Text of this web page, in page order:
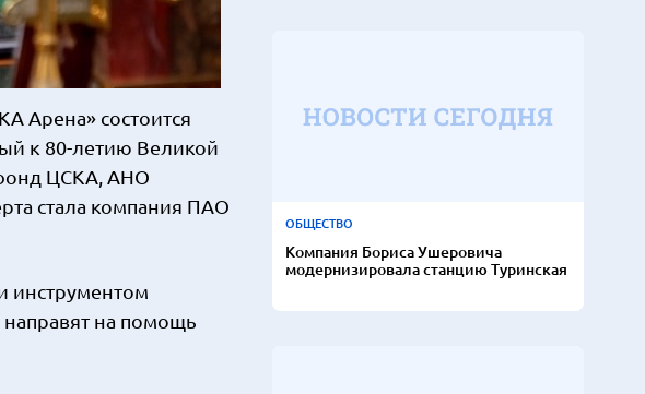
Арена» состоится
к 80-летию Великой
ЦСКА, АНО
стала компания ПАО
инструментом
на помощь
ОБЩЕСТВО
Компания Бориса Ушеровича
модернизировала станцию Туринская